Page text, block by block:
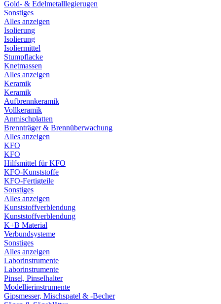
Gold- & Edelmetalllegierugen
Sonstiges
Alles anzeigen
Isolierung
Isolierung
Isoliermittel
Stumpflacke
Knetmassen
Alles anzeigen
Keramik
Keramik
Aufbrennkeramik
Vollkeramik
Anmischplatten
Brennträger & Brennüberwachung
Alles anzeigen
KFO
KFO
Hilfsmittel für KFO
KFO-Kunststoffe
KFO-Fertigteile
Sonstiges
Alles anzeigen
Kunststoffverblendung
Kunststoffverblendung
K+B Material
Verbundsysteme
Sonstiges
Alles anzeigen
Laborinstrumente
Laborinstrumente
Pinsel, Pinselhalter
Modellierinstrumente
Gipsmesser, Mischspatel & -Becher